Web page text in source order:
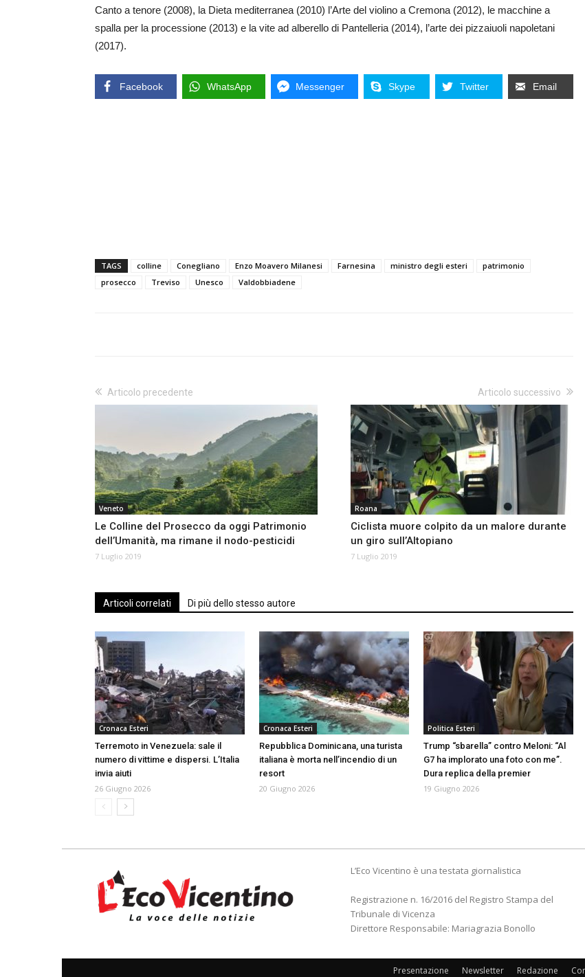
Canto a tenore (2008), la Dieta mediterranea (2010) l’Arte del violino a Cremona (2012), le macchine a
spalla per la processione (2013) e la vite ad alberello di Pantelleria (2014), l’arte dei pizzaiuoli napoletani
(2017).
Facebook WhatsApp Messenger Skype Twitter Email
TAGS colline Conegliano Enzo Moavero Milanesi Farnesina ministro degli esteri
patrimonio
prosecco
Treviso Unesco Valdobbiadene
Articolo precedente
Veneto
Le Colline del Prosecco da oggi Patrimonio
dell’Umanità, ma rimane il nodo-pesticidi
7 Luglio 2019
Articolo successivo
Roana
Ciclista muore colpito da un malore durante
un giro sull’Altopiano
7 Luglio 2019
Articoli correlati Di più dello stesso autore
Cronaca Esteri
Terremoto in Venezuela: sale il
numero di vittime e dispersi. L’Italia
invia aiuti
26 Giugno 2026
Cronaca Esteri
Repubblica Dominicana, una turista
italiana è morta nell’incendio di un
resort
20 Giugno 2026
Politica Esteri
Trump “sbarella” contro Meloni: “Al
G7 ha implorato una foto con me”.
Dura replica della premier
19 Giugno 2026
L’Eco Vicentino è una testata giornalistica
Registrazione n. 16/2016 del Registro Stampa del
Tribunale di Vicenza
Direttore Responsabile: Mariagrazia Bonollo
Presentazione Newsletter Redazione